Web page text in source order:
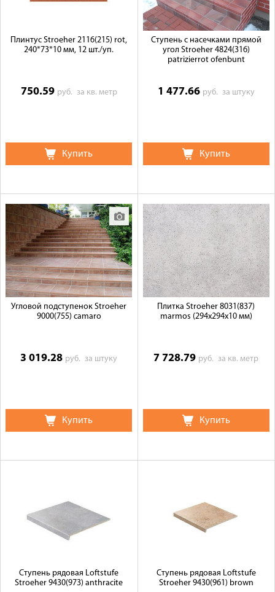
Плинтус Stroeher 2116(215) rot,
240*73*10 мм, 12 шт./уп.
750.59 руб. за кв. метр
Купить
Ступень с насечками прямой
угол Stroeher 4824(316)
patrizierrot ofenbunt
1 477.66 руб. за штуку
Купить
Угловой подступенок Stroeher
9000(755) camaro
3 019.28 руб.за штуку
Купить
Плитка Stroeher 8031(837)
marmos (294х294х10 мм)
7 728.79 руб.за кв. метр
Купить
Ступень рядовая Loftstufe
Stroeher 9430(973) anthracite
Ступень рядовая Loftstufe
Stroeher 9430(961) brown